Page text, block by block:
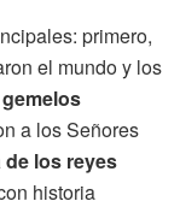
primero,
el mundo y los
a los Señores
los reyes
historia